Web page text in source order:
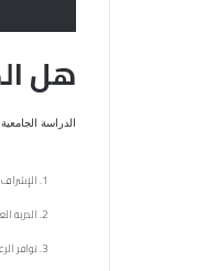
هل
الدراسة
الدربة
توافر